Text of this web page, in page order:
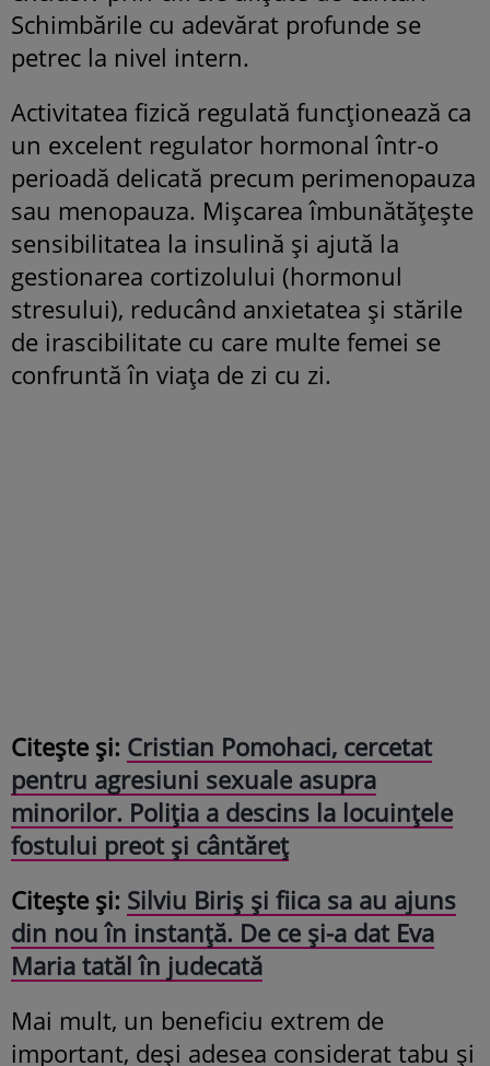
Schimbările cu adevărat profunde se
petrec la nivel intern.
Activitatea fizică regulată funcționează ca
un excelent regulator hormonal într-o
perioadă delicată precum perimenopauza
sau menopauza. Mișcarea îmbunătățește
sensibilitatea la insulină și ajută la
gestionarea cortizolului (hormonul
stresului), reducând anxietatea și stările
de irascibilitate cu care multe femei se
confruntă în viața de zi cu zi.
Citește și: Cristian Pomohaci, cercetat
pentru agresiuni sexuale asupra
minorilor. Poliția a descins la locuințele
fostului preot și cântăreț
Citește și: Silviu Biriș și fiica sa au ajuns
din nou în instanță. De ce și-a dat Eva
Maria tatăl în judecată
Mai mult, un beneficiu extrem de
important, deși adesea considerat tabu și